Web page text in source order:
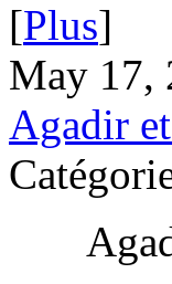
[Plus]
May 17,
Agadir